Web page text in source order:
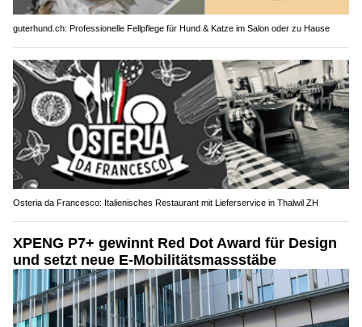
guterhund.ch: Professionelle Fellpflege für Hund & Katze im Salon oder zu Hause
Osteria da Francesco: Italienisches Restaurant mit Lieferservice in Thalwil ZH
XPENG P7+ gewinnt Red Dot Award für Design
und setzt neue E-Mobilitätsmassstäbe